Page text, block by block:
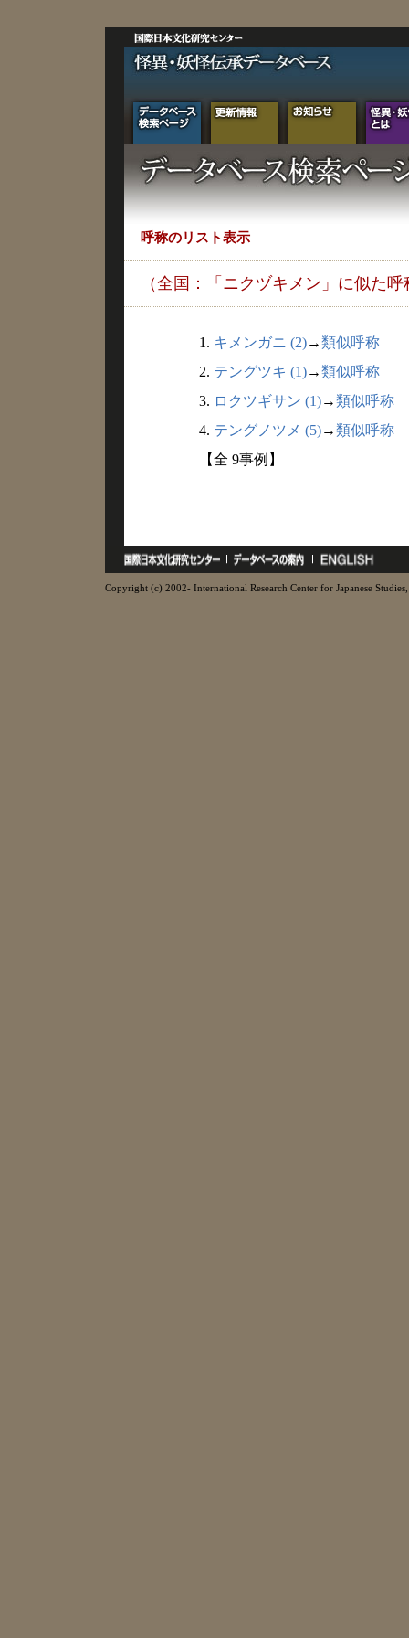
呼称のリスト表示
（全国：「ニクヅキメン」に似た呼
1. キメンガニ (2)→類似呼称
2. テングツキ (1)→類似呼称
3. ロクツギサン (1)→類似呼称
4. テングノツメ (5)→類似呼称
【全 9事例】
Copyright (c) 2002- International Research Center for Japanese